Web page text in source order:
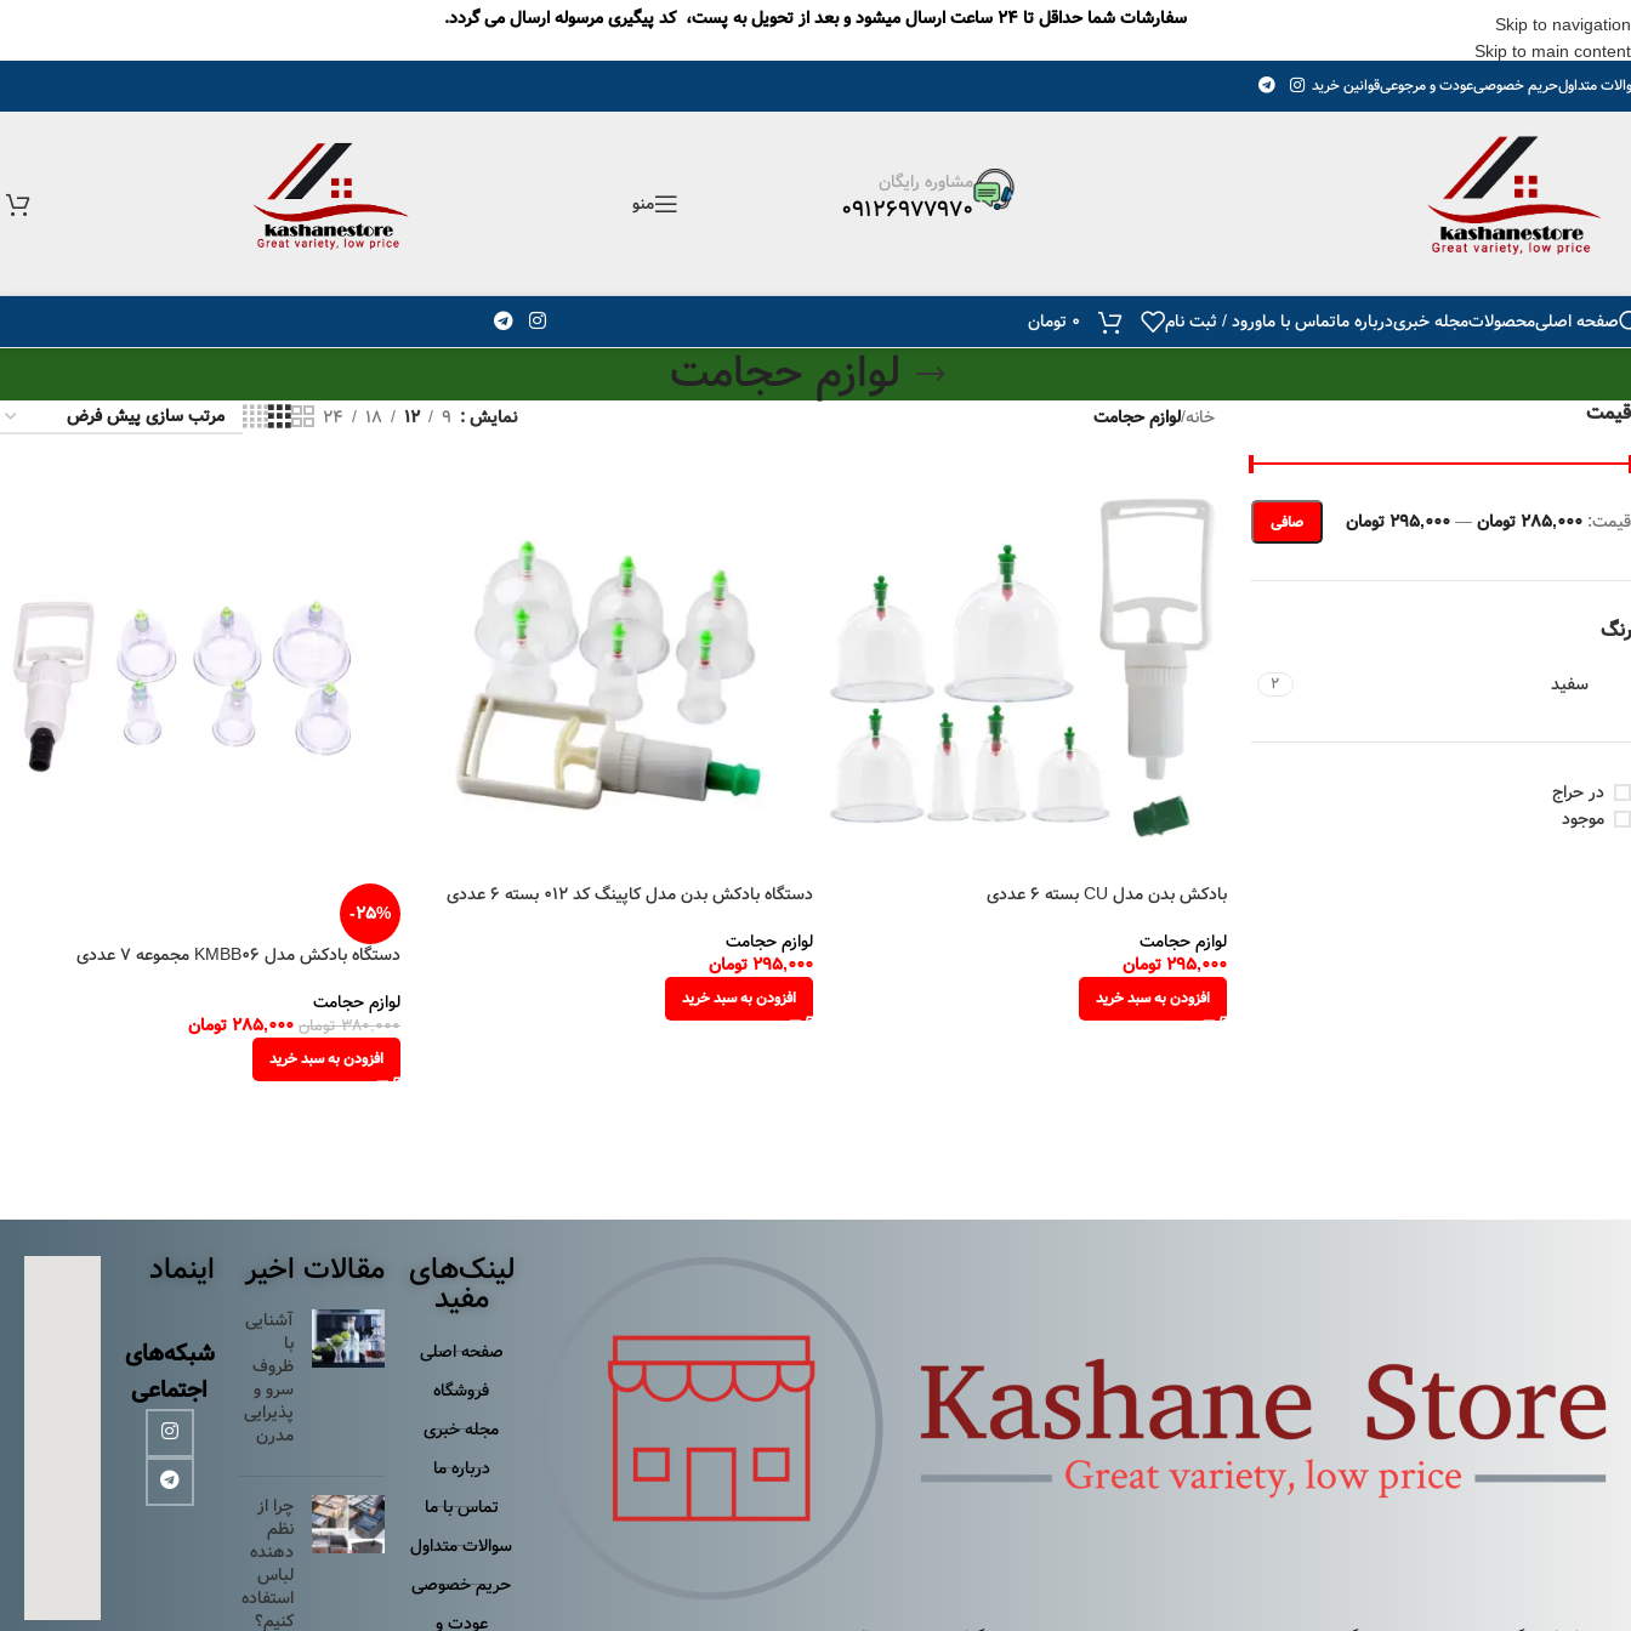
Skip to navigation
Skip to main content
سفارشات شما حداقل تا 24 ساعت ارسال میشود و بعد از تحویل به پست، کد پیگیری مرسوله ارسال می گردد.
متداولحریم خصوصیعودت و مرجوعیقوانین خرید
مشاوره رایگان
09126977970 منو
صفحه اصلیمحصولاتمجله خبریدرباره ماتماس با ماورود / ثبت نام 0 تومان
لوازم حجامت
قیمت
صافی قيمت: 285,000 تومان —295,000 تومان
رنگ
سفید 2
در حراج
موجود
خانه/لوازم حجامت نمایش 9
12
18
24
بادکش بدن مدل CU بسته 6 عددی
لوازم حجامت
295,000 تومان
افزودن به سبد خرید
دستگاه بادکش بدن مدل کاپینگ کد 012 بسته 6 عددی
لوازم حجامت
295,000تومان
افزودن به سبد خرید
-25%
دستگاه بادکش مدل KMBB06 مجموعه 7 عددی
لوازم حجامت
380,000 تومان 285,000تومان
افزودن به سبد خرید
لینک‌های
مفید
صفحه اصلی
فروشگاه
مجله خبری
درباره ما
تماس با ما
سوالات متداول
حریم خصوصی
عودت و
مقالات اخیر
آشنایی
با
ظروف
سرو و
پذیرایی
مدرن
چرا از
نظم
دهنده
لباس
استفاده
کنیم؟
اینماد
شبکه‌های
اجتماعی